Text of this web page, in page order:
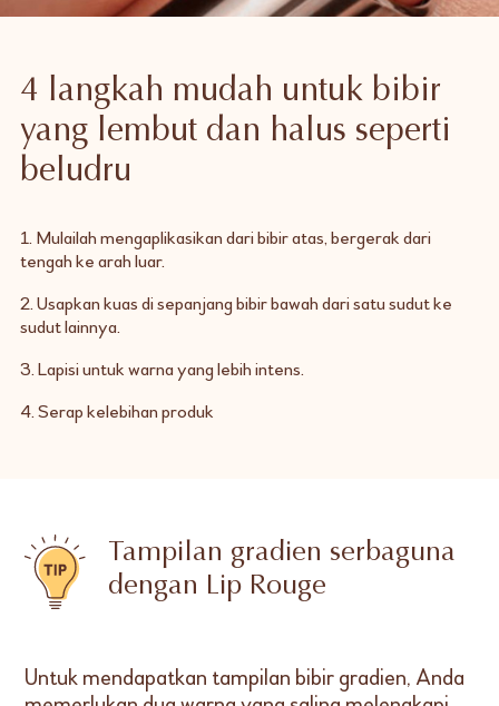
4 langkah mudah untuk bibir
yang lembut dan halus seperti
beludru
1. Mulailah mengaplikasikan dari bibir atas, bergerak dari
tengah ke arah luar.
2. Usapkan kuas di sepanjang bibir bawah dari satu sudut ke
sudut lainnya.
3. Lapisi untuk warna yang lebih intens.
4. Serap kelebihan produk
Tampilan gradien serbaguna
dengan Lip Rouge
Untuk mendapatkan tampilan bibir gradien, Anda